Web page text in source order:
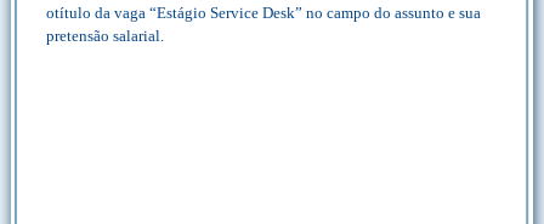
otítulo da vaga “Estágio Service Desk” no campo do assunto e sua
pretensão salarial.